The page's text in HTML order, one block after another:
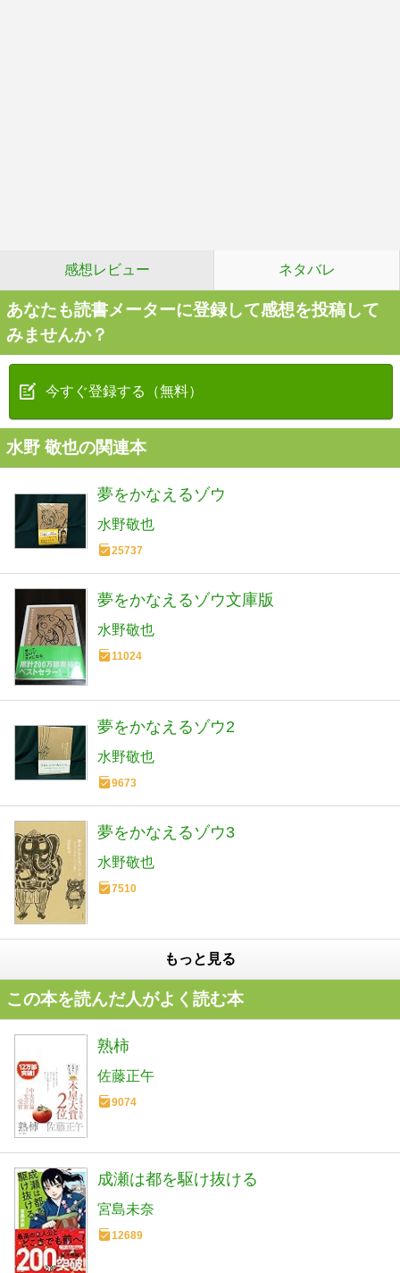
感想レビュー ネタバレ
あなたも読書メーターに登録して感想を投稿して
みませんか？
今すぐ登録する（無料）
水野 敬也の関連本
夢をかなえるゾウ
水野敬也
25737
夢をかなえるゾウ文庫版
水野敬也
11024
夢をかなえるゾウ2
水野敬也
9673
夢をかなえるゾウ3
水野敬也
7510
もっと見る
この本を読んだ人がよく読む本
熟柿
佐藤正午
9074
成瀬は都を駆け抜ける
宮島未奈
12689